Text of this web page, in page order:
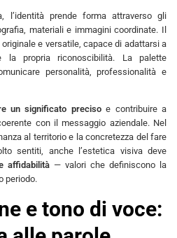
l’identità prende forma attraverso gli
materiali e immagini coordinate. Il
originale e versatile, capace di adattarsi a
la propria riconoscibilità. La palette
personalità, professionalità e
un significato precisoe contribuire a
con il messaggio aziendale. Nel
al territorio e la concretezza del fare
sentiti, anche l’estetica visiva deve
affidabilità — valori che definiscono la
periodo.
e tono di voce: